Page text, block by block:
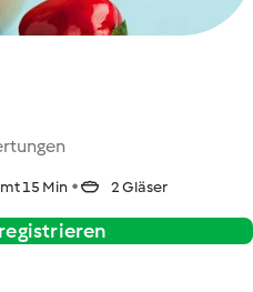
15 Min 2 Gläser